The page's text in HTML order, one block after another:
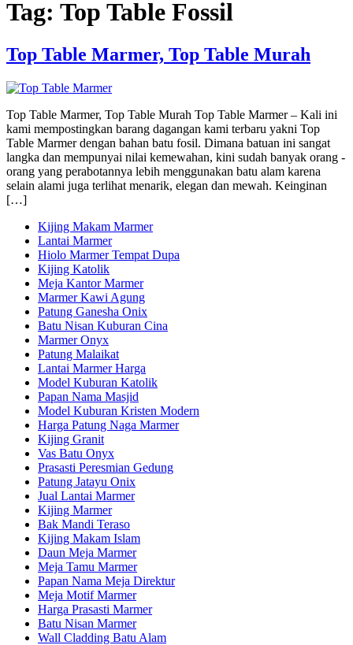
Tag: Top Table Fossil
Top Table Marmer, Top Table Murah
Top Table Marmer, Top Table Murah Top Table Marmer – Kali ini
kami mempostingkan barang dagangan kami terbaru yakni Top
Table Marmer dengan bahan batu fosil. Dimana batuan ini sangat
langka dan mempunyai nilai kemewahan, kini sudah banyak orang -
orang yang perabotannya lebih menggunakan batu alam karena
selain alami juga terlihat menarik, elegan dan mewah. Keinginan
[…]
Kijing Makam Marmer
Lantai Marmer
Hiolo Marmer Tempat Dupa
Kijing Katolik
Meja Kantor Marmer
Marmer Kawi Agung
Patung Ganesha Onix
Batu Nisan Kuburan Cina
Marmer Onyx
Patung Malaikat
Lantai Marmer Harga
Model Kuburan Katolik
Papan Nama Masjid
Model Kuburan Kristen Modern
Harga Patung Naga Marmer
Kijing Granit
Vas Batu Onyx
Prasasti Peresmian Gedung
Patung Jatayu Onix
Jual Lantai Marmer
Kijing Marmer
Bak Mandi Teraso
Kijing Makam Islam
Daun Meja Marmer
Meja Tamu Marmer
Papan Nama Meja Direktur
Meja Motif Marmer
Harga Prasasti Marmer
Batu Nisan Marmer
Wall Cladding Batu Alam